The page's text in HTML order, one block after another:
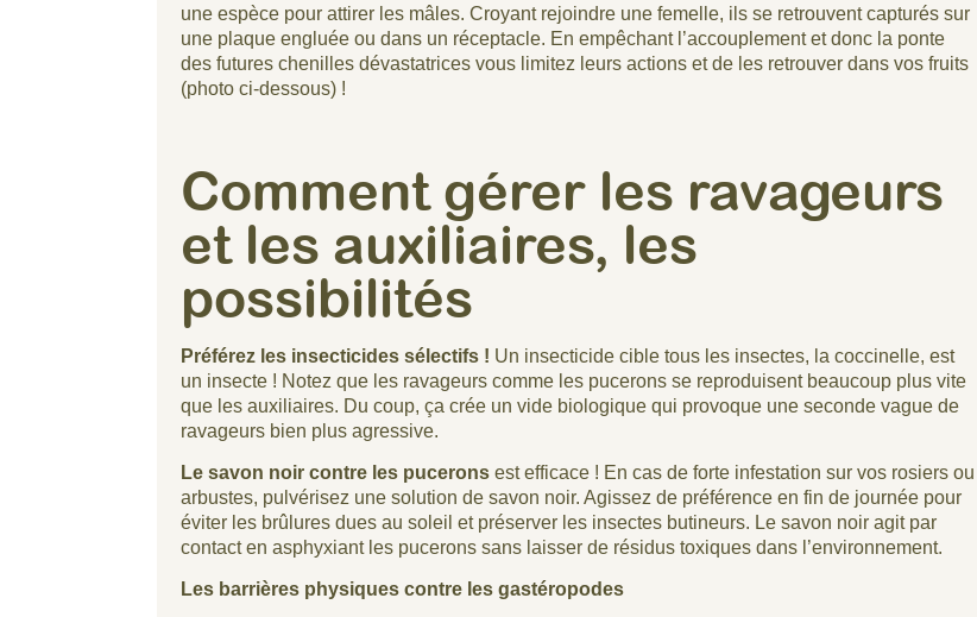
une espèce pour attirer les mâles. Croyant rejoindre une femelle, ils se retrouvent capturés sur
une plaque engluée ou dans un réceptacle. En empêchant l’accouplement et donc la ponte
des futures chenilles dévastatrices vous limitez leurs actions et de les retrouver dans vos fruits
(photo ci-dessous) !
Comment gérer les ravageurs
et les auxiliaires, les
possibilités
Préférez les insecticides sélectifs ! Un insecticide cible tous les insectes, la coccinelle, est
un insecte ! Notez que les ravageurs comme les pucerons se reproduisent beaucoup plus vite
que les auxiliaires. Du coup, ça crée un vide biologique qui provoque une seconde vague de
ravageurs bien plus agressive.
Le savon noir contre les pucerons est efficace ! En cas de forte infestation sur vos rosiers ou
arbustes, pulvérisez une solution de savon noir. Agissez de préférence en fin de journée pour
éviter les brûlures dues au soleil et préserver les insectes butineurs. Le savon noir agit par
contact en asphyxiant les pucerons sans laisser de résidus toxiques dans l’environnement.
Les barrières physiques contre les gastéropodes